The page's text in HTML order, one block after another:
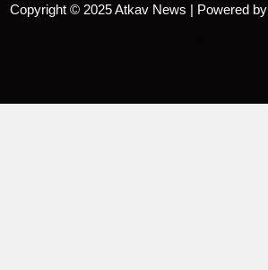
Copyright © 2025 Atkav News | Powered by